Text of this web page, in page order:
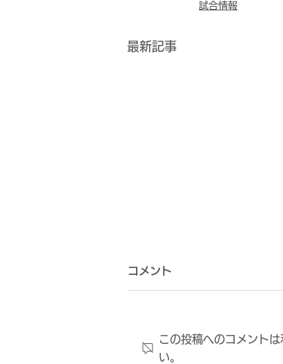
試合情報
最新記事
コメント
この投稿へのコメント
い。